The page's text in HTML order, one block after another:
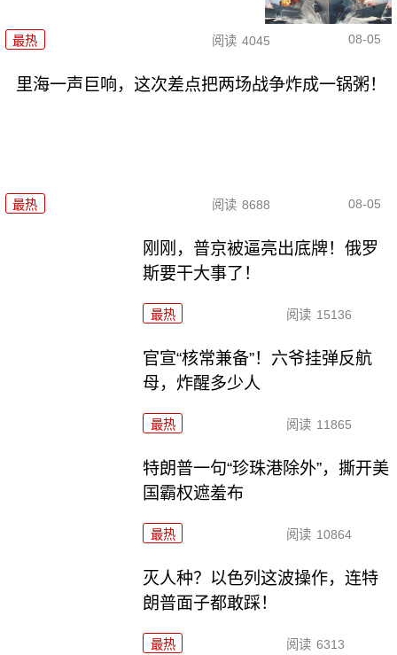
最热 阅读 4045 08-05
里海一声巨响，这次差点把两场战争炸成一锅粥！
最热 阅读 8688 08-05
刚刚，普京被逼亮出底牌！俄罗
斯要干大事了！
最热 阅读 15136
官宣“核常兼备”！六爷挂弹反航
母，炸醒多少人
最热 阅读 11865
特朗普一句“珍珠港除外”，撕开美
国霸权遮羞布
最热 阅读 10864
灭人种？以色列这波操作，连特
朗普面子都敢踩！
最热 阅读 6313